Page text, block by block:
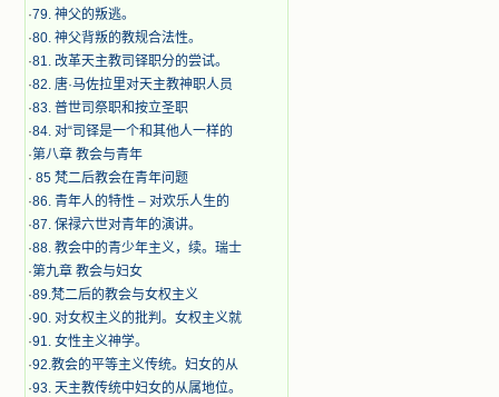
·79. 神父的叛逃。
·80. 神父背叛的教规合法性。
·81. 改革天主教司铎职分的尝试。
·82. 唐·马佐拉里对天主教神职人员
·83. 普世司祭职和按立圣职
·84. 对“司铎是一个和其他人一样的
·第八章 教会与青年
· ​ 85 梵二后教会在青年问题
·86. 青年人的特性 – 对欢乐人生的
·87. 保禄六世对青年的演讲。
·88. 教会中的青少年主义，续。瑞士
·第九章 教会与妇女
·89.梵二后的教会与女权主义
·90. 对女权主义的批判。女权主义就
·91. 女性主义神学。
·92.教会的平等主义传统。妇女的从
·93. 天主教传统中妇女的从属地位。